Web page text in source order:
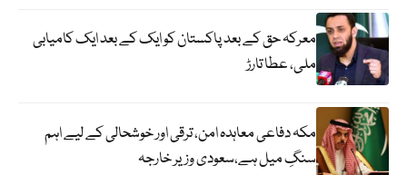
معرکہ حق کے بعد پاکستان کو ایک کے بعد ایک کامیابی
ملی، عطا تارڑ
مکہ دفاعی معاہدہ امن، ترقی اور خوشحالی کے لیے اہم
سنگِ میل ہے،سعودی وزیر خارجہ